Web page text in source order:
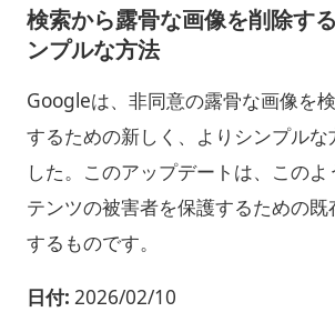
検索から露骨な画像を削除す
ンプルな方法
Googleは、非同意の露骨な画像を
するための新しく、よりシンプルな
した。このアップデートは、この
テンツの被害者を保護するための
するものです。
日付: 2026/02/10